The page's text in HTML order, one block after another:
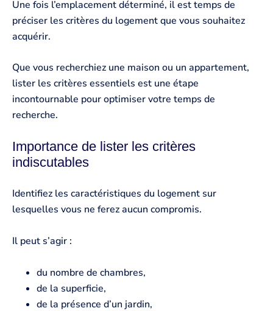
Une fois l’emplacement déterminé, il est temps de
préciser les critères du logement que vous souhaitez
acquérir.
Que vous recherchiez une maison ou un appartement,
lister les critères essentiels est une étape
incontournable pour optimiser votre temps de
recherche.
Importance de lister les critères
indiscutables
Identifiez les caractéristiques du logement sur
lesquelles vous ne ferez aucun compromis.
Il peut s’agir :
du nombre de chambres,
de la superficie,
de la présence d’un jardin,